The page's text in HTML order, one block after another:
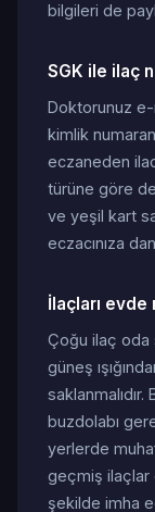
bilgileri de
SGK ile ilaç
Doktorunuz
kimlik
eczaneden
türüne göre
ve yeşil kart
eczacınıza
İlaçları evde
Çoğu ilaç oda
güneş
saklanmalıdır.
buzdolabı
yerlerde
geçmiş ilaçlar
şekilde imha